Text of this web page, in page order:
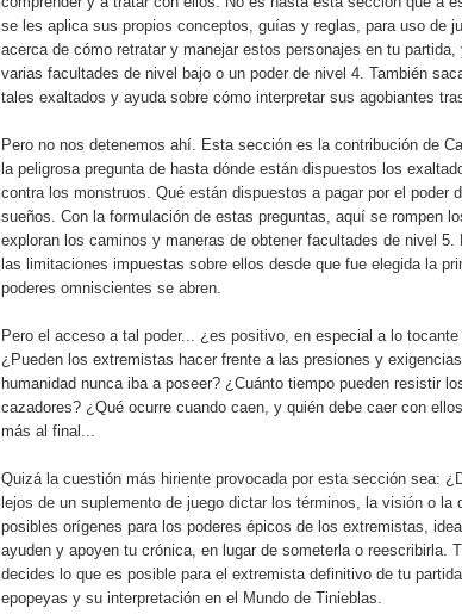
se les aplica sus propios conceptos, guías y reglas, para uso de
acerca de cómo retratar y manejar estos personajes en tu
varias facultades de nivel bajo o un poder de nivel 4. También
tales exaltados y ayuda sobre cómo interpretar sus agobiantes
Pero no nos detenemos ahí. Esta sección es la contribución de
la peligrosa pregunta de hasta dónde están dispuestos los
contra los monstruos. Qué están dispuestos a pagar por el poder
sueños. Con la formulación de estas preguntas, aquí se rompen
exploran los caminos y maneras de obtener facultades de nivel
las limitaciones impuestas sobre ellos desde que fue elegida la
poderes omniscientes se abren.
Pero el acceso a tal poder... ¿es positivo, en especial a lo
¿Pueden los extremistas hacer frente a las presiones y
humanidad nunca iba a poseer? ¿Cuánto tiempo pueden resistir
cazadores? ¿Qué ocurre cuando caen, y quién debe caer con
más al final...
Quizá la cuestión más hiriente provocada por esta sección sea:
lejos de un suplemento de juego dictar los términos, la visión o la
posibles orígenes para los poderes épicos de los extremistas,
ayuden y apoyen tu crónica, en lugar de someterla o reescribirla.
decides lo que es posible para el extremista definitivo de tu
epopeyas y su interpretación en el Mundo de Tinieblas.